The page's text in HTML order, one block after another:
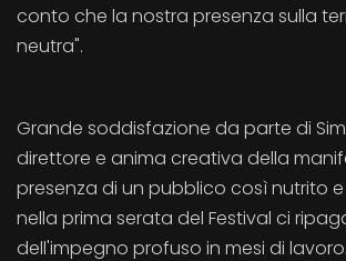
conto che la nostra presenza sulla
neutra".
Grande soddisfazione da parte di
direttore e anima creativa della
presenza di un pubblico così nutrito
nella prima serata del Festival ci
dell'impegno profuso in mesi di